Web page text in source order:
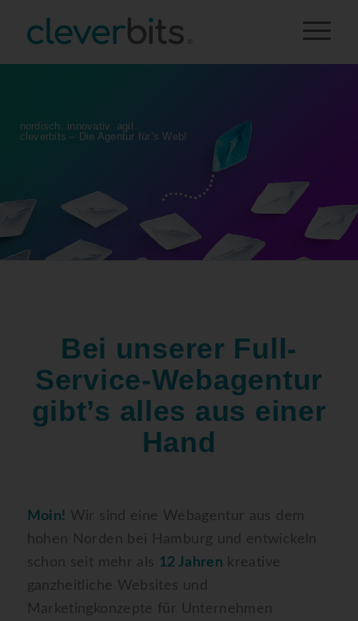
nordisch. innovativ. agil.
cleverbits – Die Agentur für’s Web!
Bei unserer Full-
Service-Webagentur
gibt’s alles aus einer
Hand
Moin! Wir sind eine Webagentur aus dem
hohen Norden bei Hamburg und entwickeln
schon seit mehr als 12 Jahren kreative
ganzheitliche Websites und
Marketingkonzepte für Unternehmen